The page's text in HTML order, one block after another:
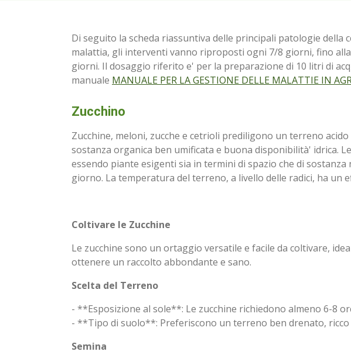
Di seguito la scheda riassuntiva delle principali patologie
malattia, gli interventi vanno riproposti ogni 7/8 giorni, fino
giorni. Il dosaggio riferito e' per la preparazione di 10 litri di
manuale MANUALE PER LA GESTIONE DELLE MALATTIE IN
Zucchino
Zucchine, meloni, zucche e cetrioli prediligono un terreno
sostanza organica ben umificata e buona disponibilità' idrica.
essendo piante esigenti sia in termini di spazio che di
giorno. La temperatura del terreno, a livello delle radici, ha un
Coltivare le Zucchine
Le zucchine sono un ortaggio versatile e facile da coltivare,
ottenere un raccolto abbondante e sano.
Scelta del Terreno
- **Esposizione al sole**: Le zucchine richiedono almeno 6-8
- **Tipo di suolo**: Preferiscono un terreno ben drenato, ricco
Semina